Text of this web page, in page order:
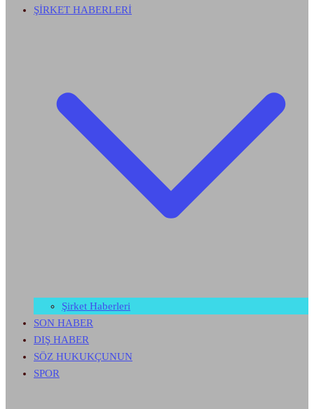
ŞİRKET HABERLERİ
Şirket Haberleri
SON HABER
DIŞ HABER
SÖZ HUKUKÇUNUN
SPOR